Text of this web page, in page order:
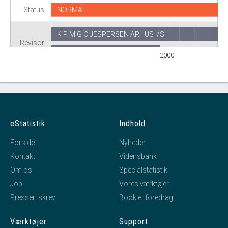
2000
Status
Revisor
NORMAL
K P M G C JESPERSEN ÅRHUS I/S
eStatistik
Forside
Kontakt
Om os
Job
Pressen skrev
Indhold
Nyheder
Vidensbank
Specialstatistik
Vores værktøjer
Book et foredrag
Værktøjer Support